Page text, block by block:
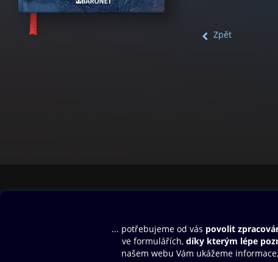
Zpět
Aplikace a hry
SMS/MMS Info
Blog
Dárkový poukaz
Nápověda